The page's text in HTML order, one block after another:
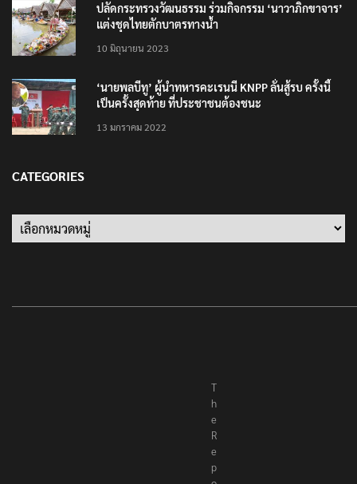
ปลัดกระทรวงวัฒนธรรม ร่วมกิจกรรม ‘นาวาภิกขาจาร’
แต่งชุดไทยตักบาตรทางน้ำ
10 มิถุนายน 2023
‘นายพลบีทู’ ผู้นำทหารคะเรนนี KNPP ลั่นสู้รบ ครั้งนี้
เป็นครั้งสุดท้าย ที่ประชาชนต้องชนะ
13 มกราคม 2022
CATEGORIES
Categories
T
h
e
R
e
p